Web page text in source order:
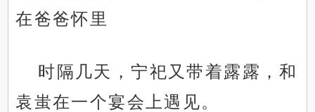
在爸爸怀里
时隔几天，宁祀又带着露露，和
袁蚩在一个宴会上遇见。